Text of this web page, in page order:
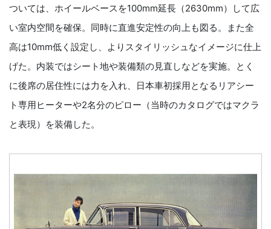
ついては、ホイールベースを100mm延長（2630mm）して広
い室内空間を確保。同時に直進安定性の向上も図る。また全
高は10mm低く設定し、よりスタイリッシュなイメージに仕上
げた。内装ではシート地や装備類の見直しなどを実施。とく
に後席の居住性には力を入れ、日本車初採用となるリアシー
ト専用ヒーターや2名分のピロー（当時のカタログではマクラ
と表現）を装備した。